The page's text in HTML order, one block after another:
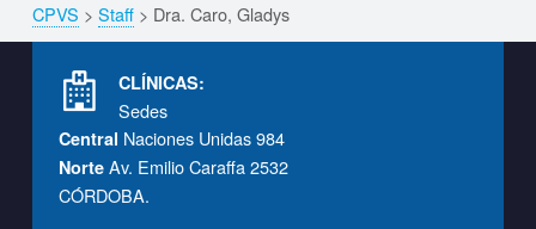
Breadcrumbs navigation
CPVS > Staff> Dra. Caro, Gladys
CLÍNICAS:
Sedes
Central Naciones Unidas 984
Norte Av. Emilio Caraffa 2532
CÓRDOBA.